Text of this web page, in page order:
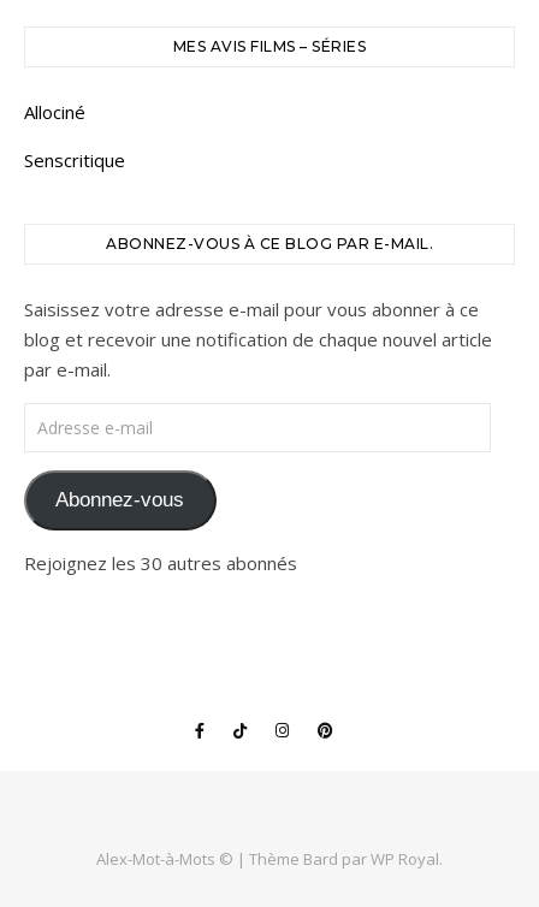
MES AVIS FILMS – SÉRIES
Allociné
Senscritique
ABONNEZ-VOUS À CE BLOG PAR E-MAIL.
Saisissez votre adresse e-mail pour vous abonner à ce
blog et recevoir une notification de chaque nouvel article
par e-mail.
Adresse e-mail
Abonnez-vous
Rejoignez les 30 autres abonnés
Alex-Mot-à-Mots © | Thème Bard parWP Royal.